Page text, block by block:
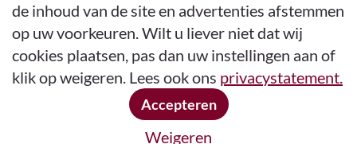
© 2026 Go2People
Sustainably Developed by Go2People
KvK: 74301500
BTW: NL859845746B01
Anti Spam Beleid
Service Level Agreement
Algemene Voorwaarden
de inhoud van de site en advertenties afstemmen
op uw voorkeuren. Wilt u liever niet dat wij
cookies plaatsen, pas dan uw instellingen aan of
klik op weigeren. Lees ook ons privacystatement.
Accepteren
Weigeren